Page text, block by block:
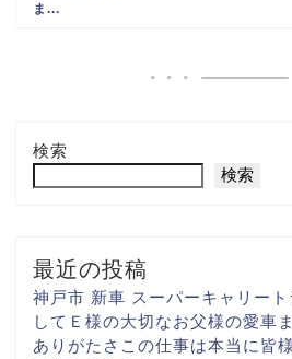
ま...
検索
検索
最近の投稿
神戸市 新車 スーパーキャリー
して Ｅ様の大切なお父様の愛車
ありがたさ この仕事は本当に 皆